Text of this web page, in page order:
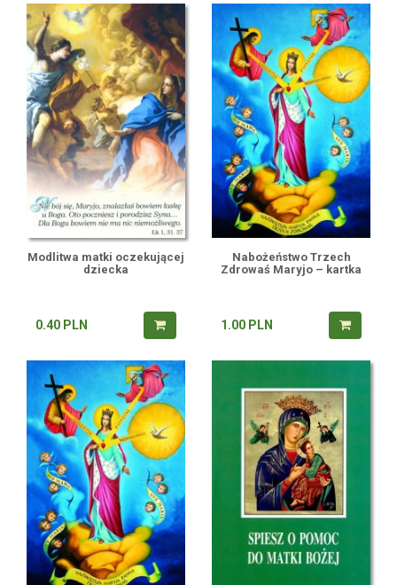
Modlitwa matki oczekującej
dziecka
0.40 PLN
Nabożeństwo Trzech
Zdrowaś Maryjo – kartka
1.00 PLN